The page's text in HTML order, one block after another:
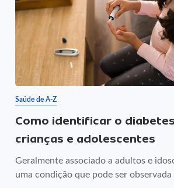
Saúde de A-Z
Como identificar o
crianças e adolescentes
Geralmente associado a adultos e
uma condição que pode ser observada